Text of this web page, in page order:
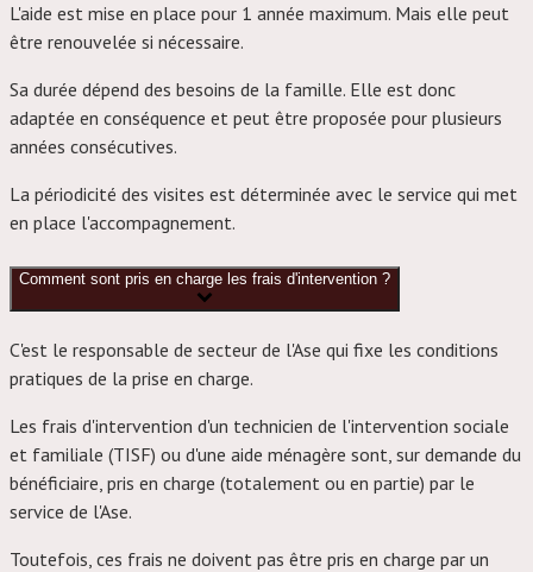
L'aide est mise en place pour 1 année maximum. Mais elle peut
être renouvelée si nécessaire.
Sa durée dépend des besoins de la famille. Elle est donc
adaptée en conséquence et peut être proposée pour plusieurs
années consécutives.
La périodicité des visites est déterminée avec le service qui met
en place l'accompagnement.
Comment sont pris en charge les frais d'intervention ?
C'est le responsable de secteur de l'Ase qui fixe les conditions
pratiques de la prise en charge.
Les frais d'intervention d'un technicien de l'intervention sociale
et familiale (TISF) ou d'une aide ménagère sont, sur demande du
bénéficiaire, pris en charge (totalement ou en partie) par le
service de l'Ase.
Toutefois, ces frais ne doivent pas être pris en charge par un